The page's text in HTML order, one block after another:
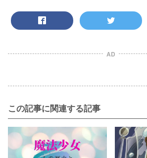
AD
この記事に関連する記事